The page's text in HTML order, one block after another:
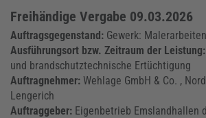
Freihändige Vergabe 09.03.2026
Auftragsgegenstand: Gewerk: Malerarbeiten
Ausführungsort bzw. Zeitraum der Leistung:
und brandschutztechnische Ertüchtigung
Auftragnehmer: Wehlage GmbH & Co. ,
Lengerich
Auftraggeber: Eigenbetrieb Emslandhallen